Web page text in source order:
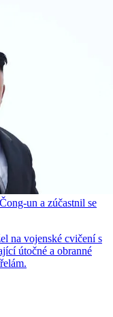
un a zúčastnil se
na vojenské cvičení s
útočné a obranné